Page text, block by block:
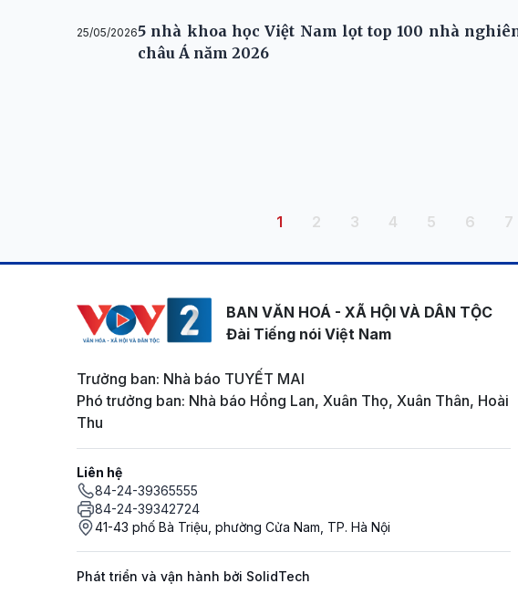
25/05/20265 nhà khoa học Việt Nam lọt top 100 nhà
châu Á năm 2026
Trang hiện thời
1 Trang
2 Trang
3 Trang
4 Trang
5 Trang
6 7
BAN VĂN HOÁ - XÃ HỘI VÀ DÂN TỘC
Đài Tiếng nói Việt Nam
Trưởng ban: Nhà báo TUYẾT MAI
Phó trưởng ban: Nhà báo Hồng Lan, Xuân Thọ, Xuân Thân, Hoài
Thu
Liên hệ
84-24-39365555
84-24-39342724
41-43 phố Bà Triệu, phường Cửa Nam, TP. Hà Nội
Phát triển và vận hành bởi SolidTech